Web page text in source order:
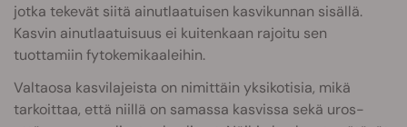
jotka tekevät siitä ainutlaatuisen kasvikunnan sisällä.
Kasvin ainutlaatuisuus ei kuitenkaan rajoitu sen
tuottamiin fytokemikaaleihin.
Valtaosa kasvilajeista on nimittäin yksikotisia, mikä
tarkoittaa, että niillä on samassa kasvissa sekä uros-